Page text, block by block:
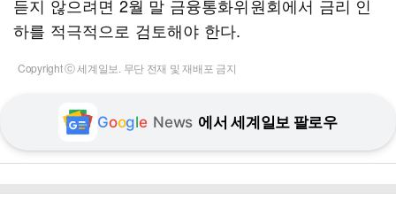
듣지 않으려면 2월 말 금융통화위원회에서 금리 인
하를 적극적으로 검토해야 한다.
Copyright ⓒ 세계일보. 무단 전재 및 재배포 금지
Google News 에서 세계일보 팔로우